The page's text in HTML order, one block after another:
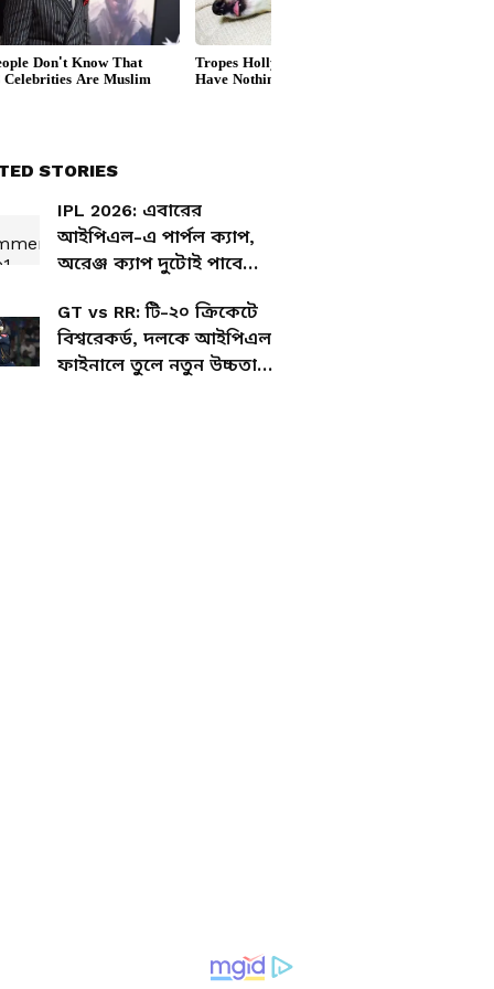
STORIES
IPL 2026: এবারের
আইপিএল-এ পার্পল ক্যাপ,
অরেঞ্জ ক্যাপ দুটোই পাবে
GT vs RR: টি-২০ ক্রিকেটে
বিশ্বরেকর্ড, দলকে আইপিএল
ফাইনালে তুলে নতুন উচ্চতায়